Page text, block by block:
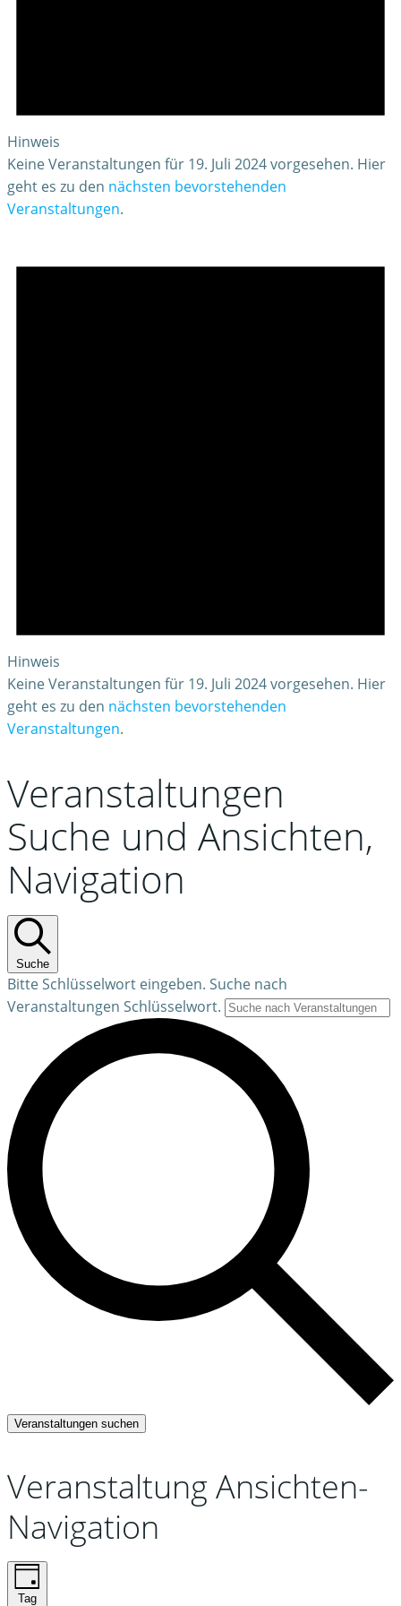
Hinweis
Keine Veranstaltungen für 19. Juli 2024 vorgesehen. Hier
geht es zu den nächsten bevorstehenden
Veranstaltungen.
Hinweis
Keine Veranstaltungen für 19. Juli 2024 vorgesehen. Hier
geht es zu den nächsten bevorstehenden
Veranstaltungen.
Veranstaltungen
Suche und Ansichten,
Navigation
Suche
Bitte Schlüsselwort eingeben. Suche nach
Veranstaltungen Schlüsselwort.
Veranstaltungen suchen
Veranstaltung Ansichten-
Navigation
Tag